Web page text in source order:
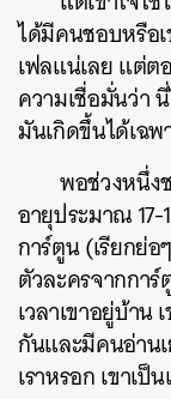
ได้มีคนชอบหรือ
เฟลแน่เลย แต่ต
ความเชื่อมั่นว่า
มันเกิดขึ้นได้เฉพ
พอช่วงหนึ่ง
อายุประมาณ
การ์ตูน (เรียกย่อ
ตัวละครจากการ์
เวลาเขาอยู่บ้าน
กันและมีคนอ่าน
เราหรอก เขาเ